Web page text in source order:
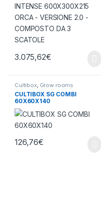
3.075,62€
Cultibox, Grow rooms
CULTIBOX SG COMBI
60X60X140
126,76€